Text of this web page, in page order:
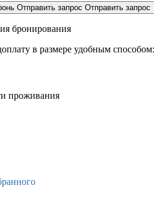
Отправить запрос Отправить запрос
бронирования
в размере удобным
проживания